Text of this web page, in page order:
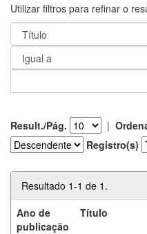
Utilizar filtros para refinar o
Result./Pág. |
Registro(s)
Resultado 1-1 de 1.
Ano de
publicação
Título